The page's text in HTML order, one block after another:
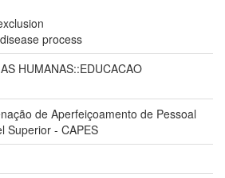
process
HUMANAS::EDUCACAO
de Aperfeiçoamento de Pessoal
Superior - CAPES